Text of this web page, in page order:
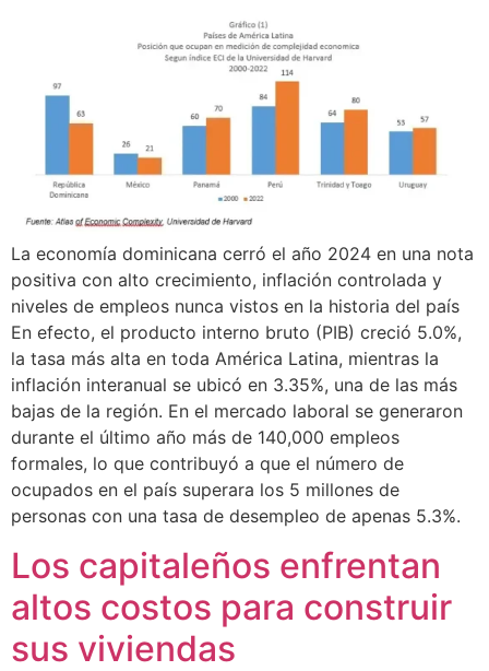
La economía dominicana cerró el año 2024 en una nota
positiva con alto crecimiento, inflación controlada y
niveles de empleos nunca vistos en la historia del país
En efecto, el producto interno bruto (PIB) creció 5.0%,
la tasa más alta en toda América Latina, mientras la
inflación interanual se ubicó en 3.35%, una de las más
bajas de la región. En el mercado laboral se generaron
durante el último año más de 140,000 empleos
formales, lo que contribuyó a que el número de
ocupados en el país superara los 5 millones de
personas con una tasa de desempleo de apenas 5.3%.
Los capitaleños enfrentan
altos costos para construir
sus viviendas